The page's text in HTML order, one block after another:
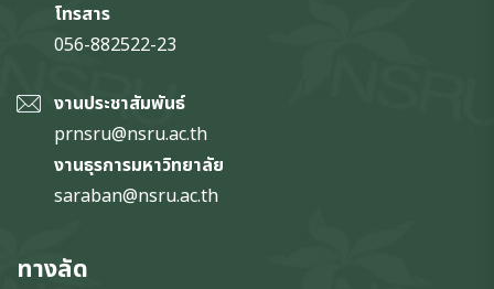
โทรสาร
056-882522-23
งานประชาสัมพันธ์
prnsru@nsru.ac.th
งานธุรการมหาวิทยาลัย
saraban@nsru.ac.th
ทางลัด